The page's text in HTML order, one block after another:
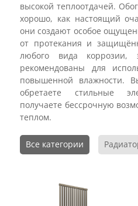
высокой теплоотдачей.
хорошо, как настоящий
они создают особое
от протекания и
любого вида коррозии,
рекомендованы для
повышенной влажности.
обретаете стильные
получаете бессрочную
теплом.
Все категории